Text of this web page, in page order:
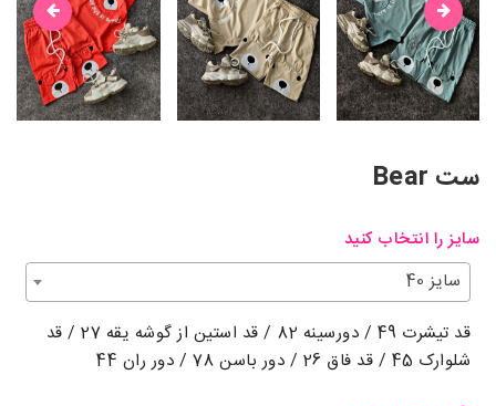
ست Bear
سایز را انتخاب کنید
سایز 40
قد تیشرت 49 / دورسینه 82 / قد استین از گوشه یقه 27 / قد
شلوارک 45 / قد فاق 26 / دور باسن 78 / دور ران 44